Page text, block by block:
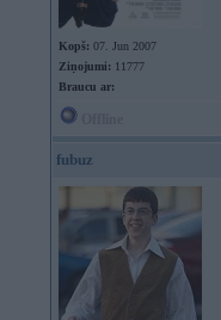
Kopš: 07. Jun 2007
Ziņojumi: 11777
Braucu ar:
fubuz